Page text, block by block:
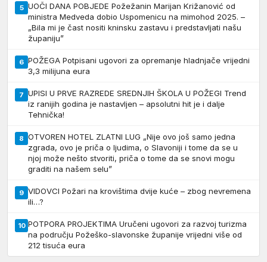
5 UOČI DANA POBJEDE Požežanin Marijan Križanović od
ministra Medveda dobio Uspomenicu na mimohod 2025. –
„Bila mi je čast nositi kninsku zastavu i predstavljati našu
županiju”
6 POŽEGA Potpisani ugovori za opremanje hladnjače vrijedni
3,3 milijuna eura
7 UPISI U PRVE RAZREDE SREDNJIH ŠKOLA U POŽEGI Trend
iz ranijih godina je nastavljen – apsolutni hit je i dalje
Tehnička!
8 OTVOREN HOTEL ZLATNI LUG „Nije ovo još samo jedna
zgrada, ovo je priča o ljudima, o Slavoniji i tome da se u
njoj može nešto stvoriti, priča o tome da se snovi mogu
graditi na našem selu”
9 VIDOVCI Požari na krovištima dvije kuće – zbog nevremena
ili…?
10 POTPORA PROJEKTIMA Uručeni ugovori za razvoj turizma
na području Požeško-slavonske županije vrijedni više od
212 tisuća eura